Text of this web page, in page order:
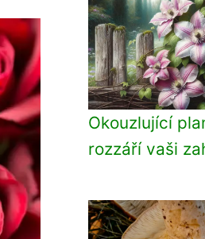
Okouzlující
rozzáří vaši